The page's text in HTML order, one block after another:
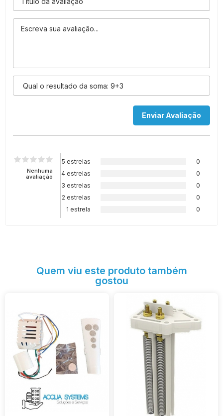
Nenhuma
avaliação
5 estrelas
0
4 estrelas
0
3 estrelas
0
2 estrelas
0
1 estrela
0
Quem viu este produto também
gostou